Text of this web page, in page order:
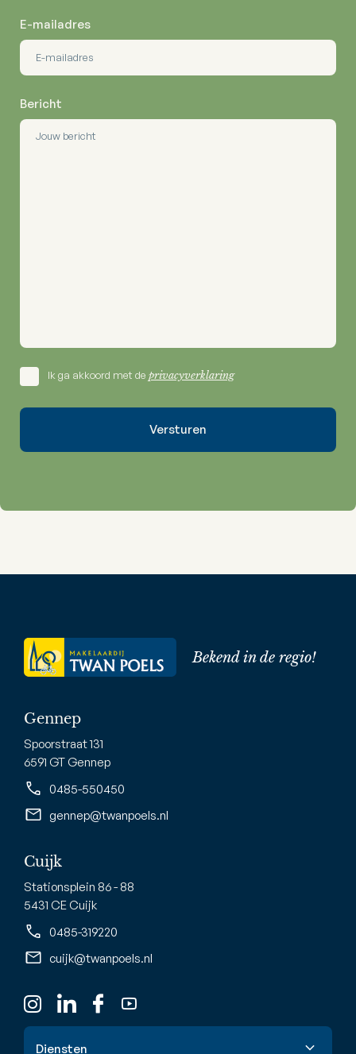
E-mailadres
Bericht
Ik ga akkoord met de privacyverklaring
Bekend in de regio!
Gennep
Spoorstraat 131
6591 GT Gennep
0485-550450
gennep@twanpoels.nl
Cuijk
Stationsplein 86 - 88
5431 CE Cuijk
0485-319220
cuijk@twanpoels.nl
Diensten